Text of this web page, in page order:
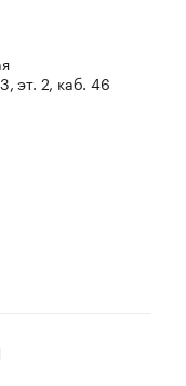
эт. 2, каб. 46